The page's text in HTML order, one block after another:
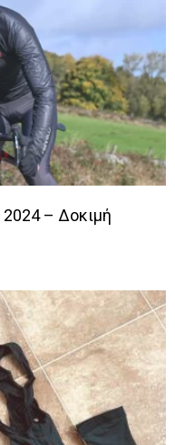
– Δοκιμή